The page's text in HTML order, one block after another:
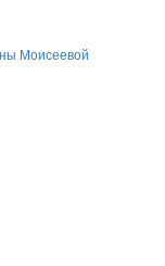
Моисеевой